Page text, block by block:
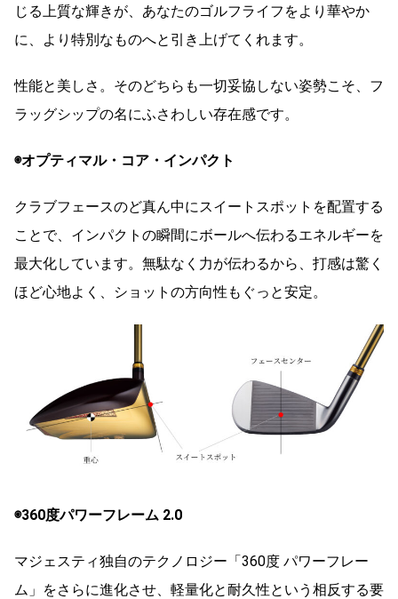
じる上質な輝きが、あなたのゴルフライフをより華やか
に、より特別なものへと引き上げてくれます。
性能と美しさ。そのどちらも一切妥協しない姿勢こそ、フ
ラッグシップの名にふさわしい存在感です。
◉オプティマル・コア・インパクト
クラブフェースのど真ん中にスイートスポットを配置する
ことで、インパクトの瞬間にボールへ伝わるエネルギーを
最大化しています。無駄なく力が伝わるから、打感は驚く
ほど心地よく、ショットの方向性もぐっと安定。
◉360度パワーフレーム 2.0
マジェスティ独自のテクノロジー「360度 パワーフレー
ム」をさらに進化させ、軽量化と耐久性という相反する要